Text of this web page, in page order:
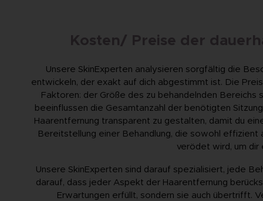
Kosten/ Preise der
Unsere SkinExperten analysieren sorgfältig die
entwickeln, der exakt auf dich abgestimmt ist. Die
Faktoren: der Größe des zu behandelnden
beeinflussen die Gesamtanzahl der benötigten
Haarentfernung transparent zu gestalten, damit du
Bereitstellung einer Behandlung, die sowohl effizient
verödet wird, um dir
Unsere SkinExperten sind darauf spezialisiert, jede
darauf, dass jeder Aspekt der Haarentfernung
Erwartungen erfüllt, sondern sie auch übertrifft.